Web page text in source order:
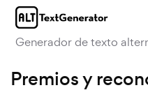
Generador de texto
Premios y